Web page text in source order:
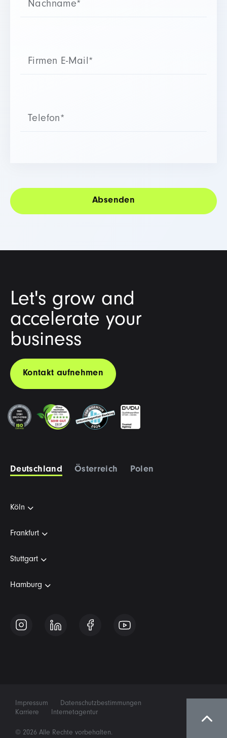
Let's grow and
accelerate your
business
Kontakt aufnehmen
Deutschland Österreich Polen
Köln
Frankfurt
Stuttgart
Hamburg
Impressum
Datenschutzbestimmungen
Karriere
Internetagentur
© 2026 Alle Rechte vorbehalten.